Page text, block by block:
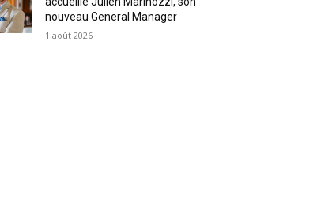
nouveau General Manager
1 août 2026